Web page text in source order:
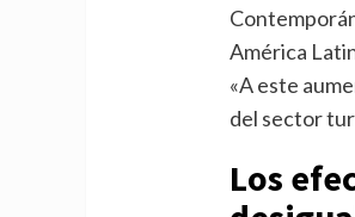
América
«A este
del sector
Los